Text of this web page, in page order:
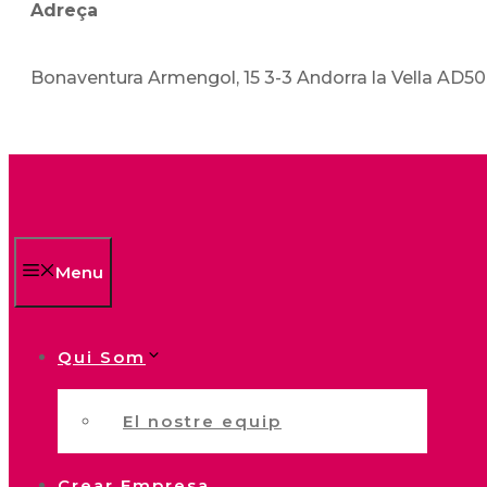
Adreça
Bonaventura Armengol, 15 3-3 Andorra la Vella
Menu
Qui Som
El nostre equip